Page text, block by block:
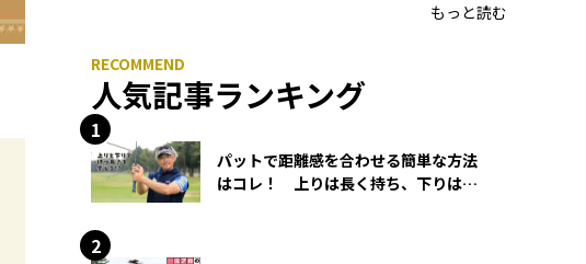
もっと読む
人気記事ランキング
パットで距離感を合わせる簡単な方法
はコレ！ 上りは長く持ち、下りは短